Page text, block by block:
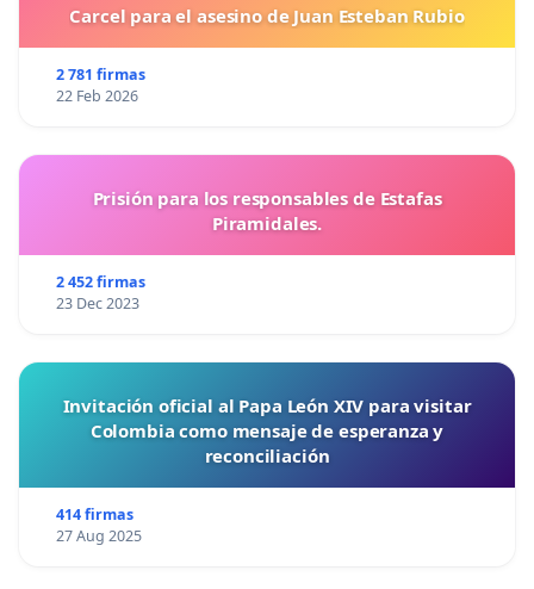
Carcel para el asesino de Juan Esteban Rubio
2 781 firmas
22 Feb 2026
Prisión para los responsables de Estafas
Piramidales.
2 452 firmas
23 Dec 2023
Invitación oficial al Papa León XIV para visitar
Colombia como mensaje de esperanza y
reconciliación
414 firmas
27 Aug 2025